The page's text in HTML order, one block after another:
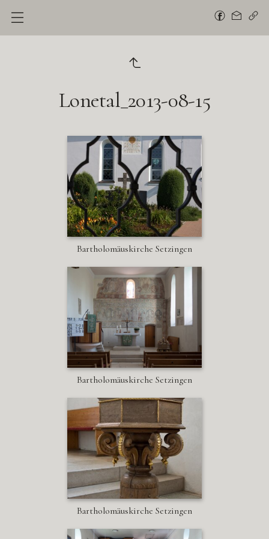
Lonetal_2013-08-15
Bartholomäuskirche Setzingen
Bartholomäuskirche Setzingen
Bartholomäuskirche Setzingen